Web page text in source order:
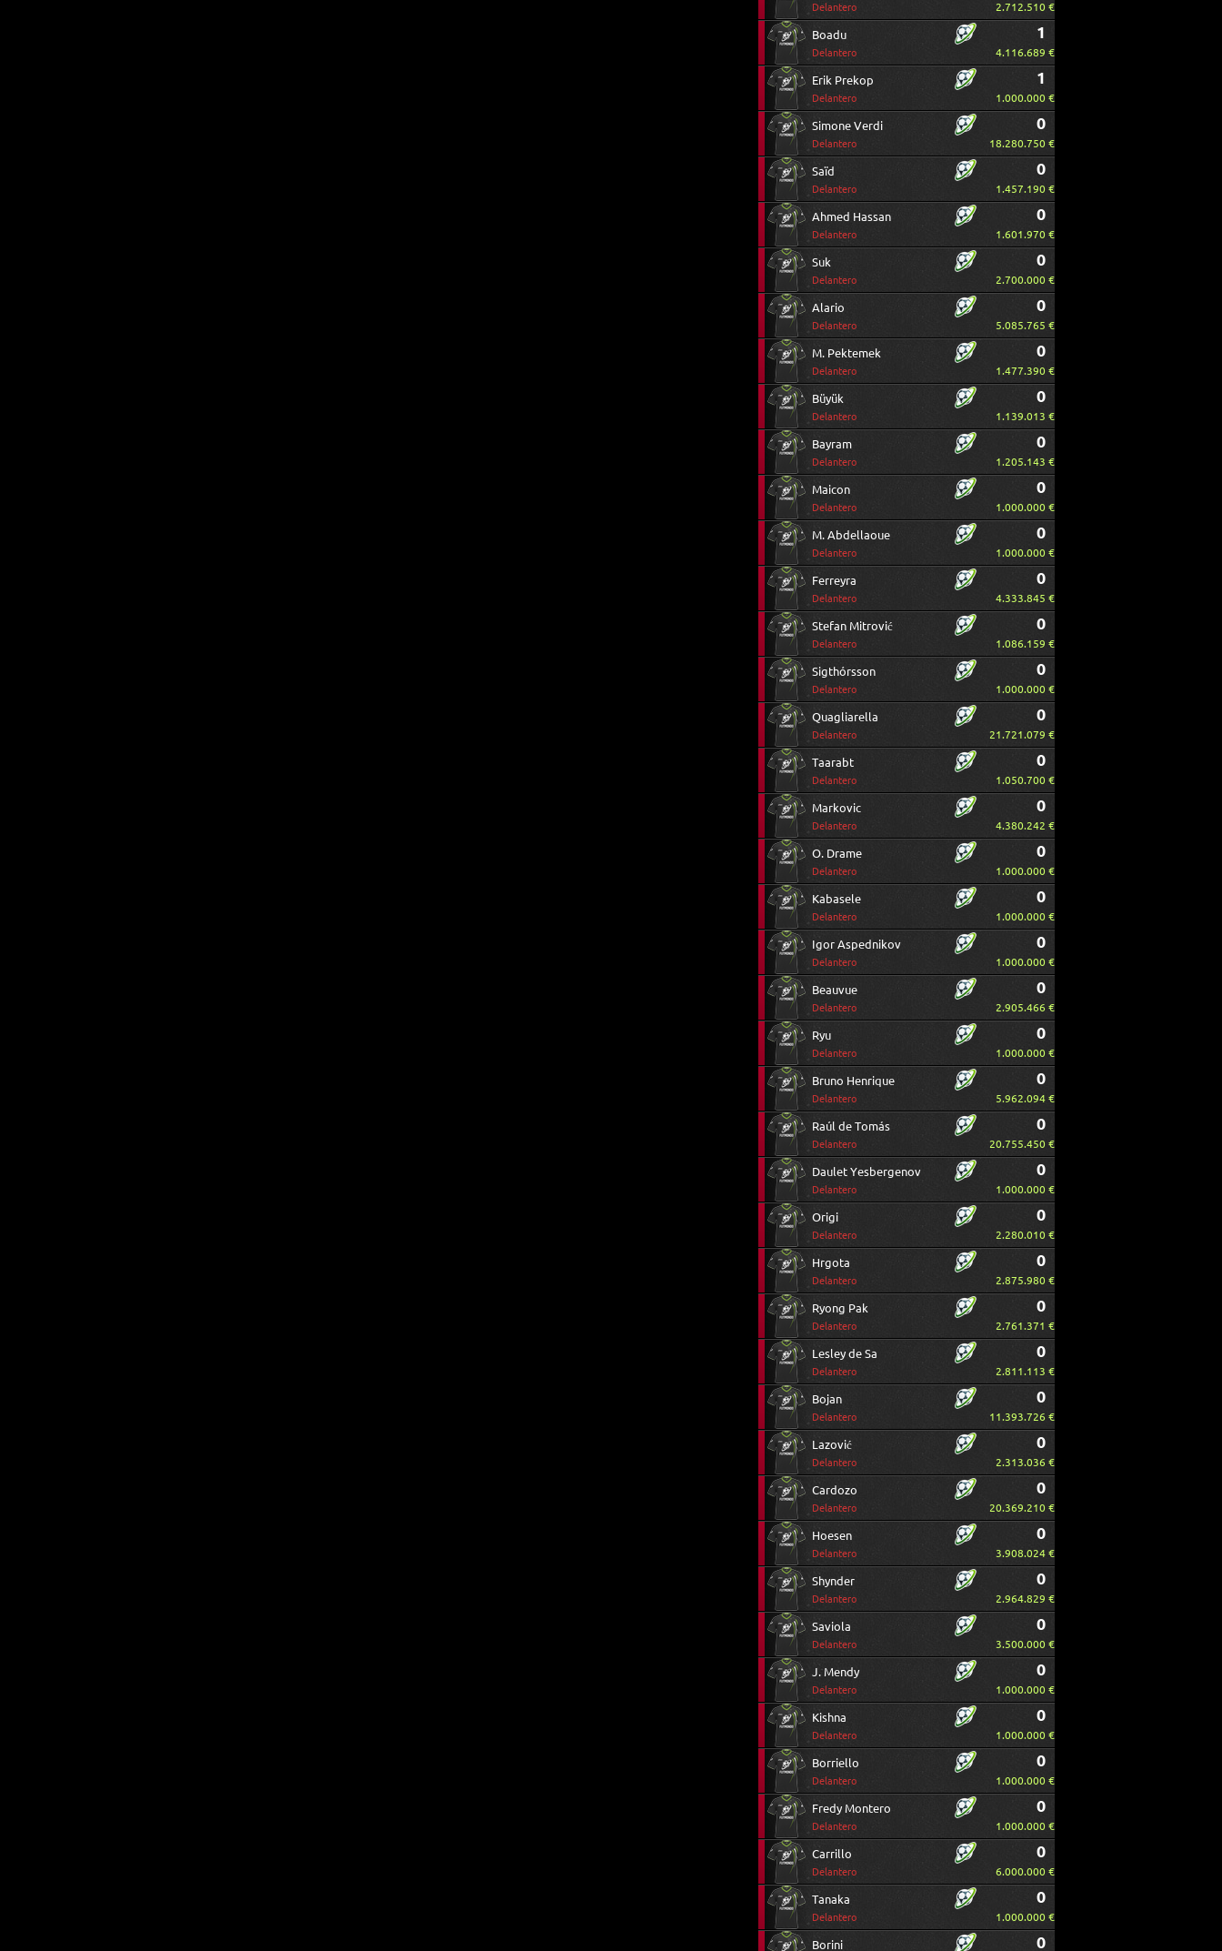
Delantero 2.712.510 €
Boadu
Delantero
1
4.116.689 €
Erik Prekop
Delantero
1
1.000.000 €
Simone Verdi
Delantero
0
18.280.750 €
Saïd
Delantero
0
1.457.190 €
Ahmed Hassan
Delantero
0
1.601.970 €
Suk
Delantero
0
2.700.000 €
Alario
Delantero
0
5.085.765 €
M. Pektemek
Delantero
0
1.477.390 €
Büyük
Delantero
0
1.139.013 €
Bayram
Delantero
0
1.205.143 €
Maicon
Delantero
0
1.000.000 €
M. Abdellaoue
Delantero
0
1.000.000 €
Ferreyra
Delantero
0
4.333.845 €
Stefan Mitrović
Delantero
0
1.086.159 €
Sigthórsson
Delantero
0
1.000.000 €
Quagliarella
Delantero
0
21.721.079 €
Taarabt
Delantero
0
1.050.700 €
Markovic
Delantero
0
4.380.242 €
O. Drame
Delantero
0
1.000.000 €
Kabasele
Delantero
0
1.000.000 €
Igor Aspednikov
Delantero
0
1.000.000 €
Beauvue
Delantero
0
2.905.466 €
Ryu
Delantero
0
1.000.000 €
Bruno Henrique
Delantero
0
5.962.094 €
Raúl de Tomás
Delantero
0
20.755.450 €
Daulet Yesbergenov
Delantero
0
1.000.000 €
Origi
Delantero
0
2.280.010 €
Hrgota
Delantero
0
2.875.980 €
Ryong Pak
Delantero
0
2.761.371 €
Lesley de Sa
Delantero
0
2.811.113 €
Bojan
Delantero
0
11.393.726 €
Lazović
Delantero
0
2.313.036 €
Cardozo
Delantero
0
20.369.210 €
Hoesen
Delantero
0
3.908.024 €
Shynder
Delantero
0
2.964.829 €
Saviola
Delantero
0
3.500.000 €
J. Mendy
Delantero
0
1.000.000 €
Kishna
Delantero
0
1.000.000 €
Borriello
Delantero
0
1.000.000 €
Fredy Montero
Delantero
0
1.000.000 €
Carrillo
Delantero
0
6.000.000 €
Tanaka
Delantero
0
1.000.000 €
Borini 0